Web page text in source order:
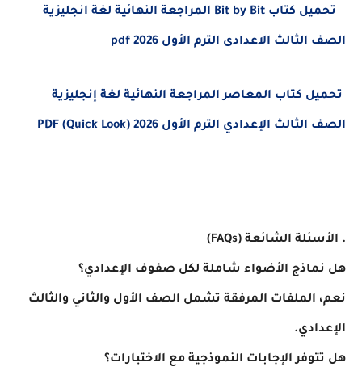
تحميل كتاب Bit by Bit المراجعة النهائية لغة انجليزية
الصف الثالث الاعدادى الترم الأول 2026 pdf
تحميل كتاب المعاصر المراجعة النهائية لغة إنجليزية
الصف الثالث الإعدادي الترم الأول 2026 PDF (Quick Look)
. الأسئلة الشائعة (FAQs)
هل نماذج الأضواء شاملة لكل صفوف الإعدادي؟
نعم، الملفات المرفقة تشمل الصف الأول والثاني والثالث
الإعدادي.
هل تتوفر الإجابات النموذجية مع الاختبارات؟